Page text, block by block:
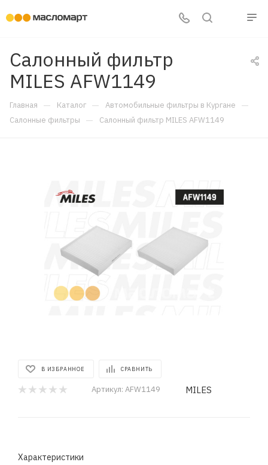
Салонный фильтр
MILES AFW1149
Главная — Каталог — Автомобильные фильтры в Кургане —
Салонные фильтры — Салонный фильтр MILES AFW1149
В ИЗБРАННОЕ СРАВНИТЬ
Артикул: AFW1149 MILES
Характеристики